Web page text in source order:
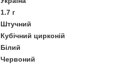
1.7 г
Штучний
Кубічний цирконій
Білий
Червоний